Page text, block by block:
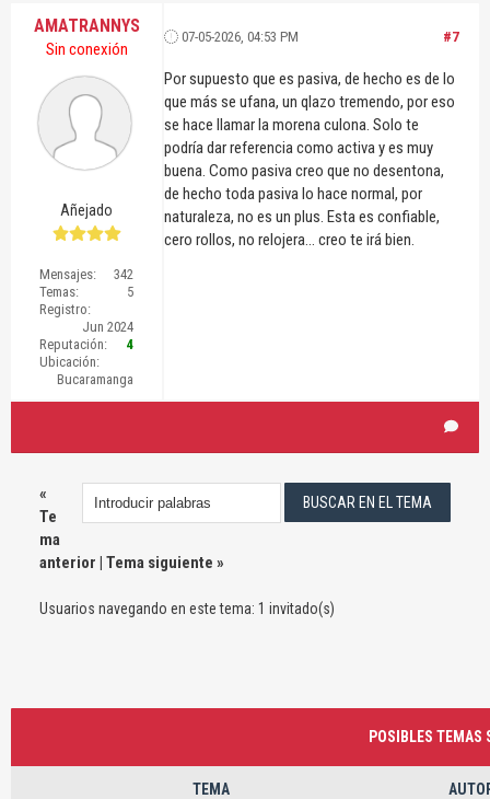
AMATRANNYS
Sin conexión
Añejado
Mensajes:
342
Temas:
5
Registro:
Jun 2024
Reputación:
4
Ubicación:
Bucaramanga
#7
07-05-2026, 04:53 PM
Por supuesto que es pasiva, de hecho es de lo
que más se ufana, un qlazo tremendo, por eso
se hace llamar la morena culona. Solo te
podría dar referencia como activa y es muy
buena. Como pasiva creo que no desentona,
de hecho toda pasiva lo hace normal, por
naturaleza, no es un plus. Esta es confiable,
cero rollos, no relojera... creo te irá bien.
«
Te
ma
anterior | Tema siguiente »
Usuarios navegando en este tema: 1 invitado(s)
POSIBLES TEMAS
TEMA